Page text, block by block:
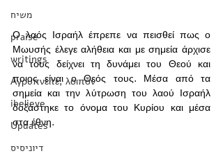
משיח
praise
writings
Αγρυπνείτε, λοιπόν
ibelieve
Updates
דיוניסיס
Ο λαός Ισραήλ έπρεπε να πεισθεί πως ο
Μωυσής έλεγε αλήθεια και με σημεία άρχισε
να τους δείχνει τη δυνάμει του Θεού και
ποιος είναι ο Θεός τους. Μέσα από τα
σημεία και την λύτρωση του λαού Ισραήλ
δοξάστηκε το όνομα του Κυρίου και μέσα
στα έθνη.